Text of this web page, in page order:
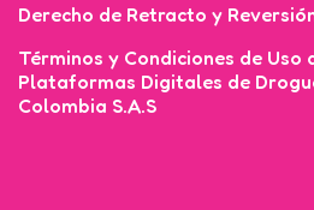
Derecho de Retracto y
Términos y Condiciones de Uso
Plataformas Digitales de
Colombia S.A.S